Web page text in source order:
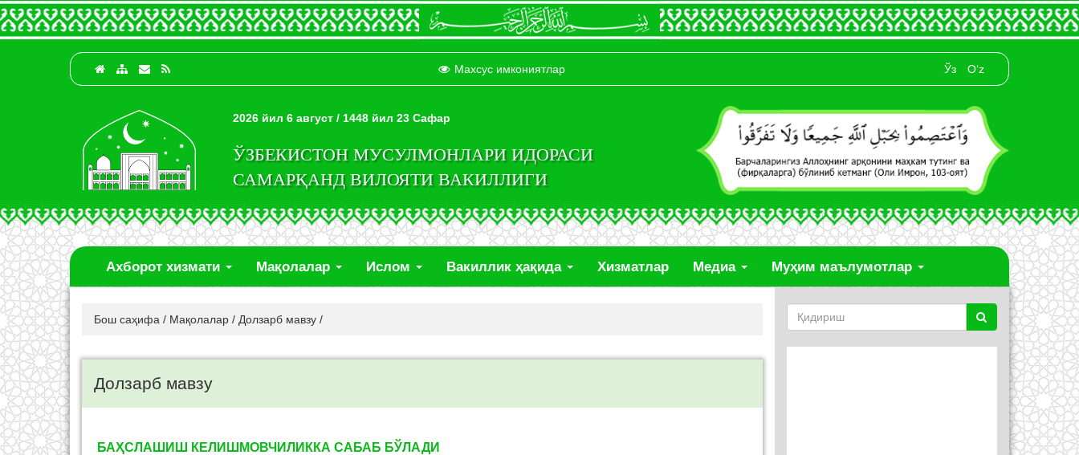
Махсус имкониятлар Ўз O‘z
2026 йил 6 август / 1448 йил 23 Сафар
ЎЗБЕКИСТОН МУСУЛМОНЛАРИ ИДОРАСИ
САМАРҚАНД ВИЛОЯТИ ВАКИЛЛИГИ
Ахборот хизмати Мақолалар Ислом Вакиллик ҳақида Хизматлар Медиа Муҳим маълумотлар
Бош саҳифа / Мақолалар / Долзарб мавзу /
Долзарб мавзу
БАҲСЛАШИШ КЕЛИШМОВЧИЛИККА САБАБ БЎЛАДИ